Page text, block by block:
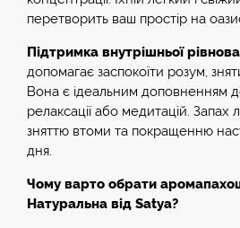
перетворить ваш простір на
Підтримка внутрішньої
допомагає заспокоїти розум,
Вона є ідеальним доповненням
релаксації або медитацій. Запах
зняттю втоми та покращенню
дня.
Чому варто обрати
Натуральна від Satya?